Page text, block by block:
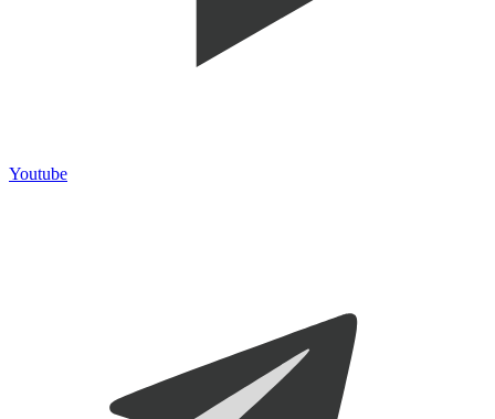
Youtube